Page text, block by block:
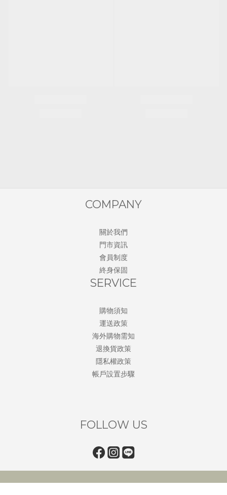
COMPANY
關於我們
門市資訊
會員制度
終身保固
SERVICE
購物須知
運送政策
海外購物需知
退換貨政策
隱私權政策
帳戶設置步驟
FOLLOW US